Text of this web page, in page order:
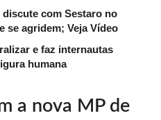
com Sestaro no
se agridem; Veja Vídeo
e faz internautas
humana
a nova MP de